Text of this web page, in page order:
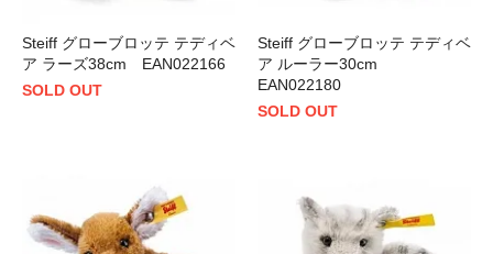
Steiff グローブロッテ テディベ
ア ラーズ38cm EAN022166
SOLD OUT
Steiff グローブロッテ テディベ
ア ルーラー30cm
EAN022180
SOLD OUT